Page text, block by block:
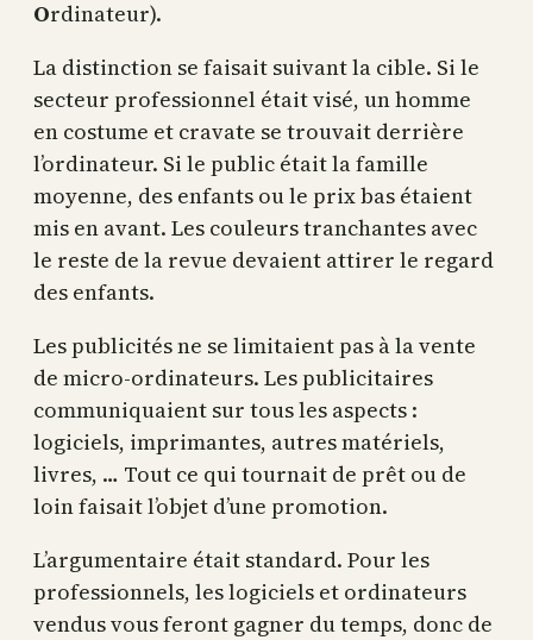
Ordinateur).
La distinction se faisait suivant la cible. Si le
secteur professionnel était visé, un homme
en costume et cravate se trouvait derrière
l’ordinateur. Si le public était la famille
moyenne, des enfants ou le prix bas étaient
mis en avant. Les couleurs tranchantes avec
le reste de la revue devaient attirer le regard
des enfants.
Les publicités ne se limitaient pas à la vente
de micro-ordinateurs. Les publicitaires
communiquaient sur tous les aspects :
logiciels, imprimantes, autres matériels,
livres, … Tout ce qui tournait de prêt ou de
loin faisait l’objet d’une promotion.
L’argumentaire était standard. Pour les
professionnels, les logiciels et ordinateurs
vendus vous feront gagner du temps, donc de